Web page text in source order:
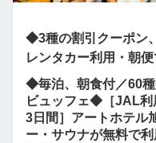
◆3種の割引クーポン
レンタカー利用・朝
◆毎泊、朝食付／60
ビュッフェ◆［JAL利
3日間］アートホテル
ー・サウナが無料で